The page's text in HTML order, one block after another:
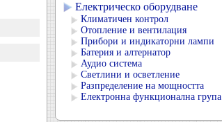
Електрическо оборудване
Климатичен контрол
Отопление и вентилация
Прибори и индикаторни лампи
Батерия и алтернатор
Аудио система
Светлини и осветление
Разпределение на мощността
Електронна функционална група